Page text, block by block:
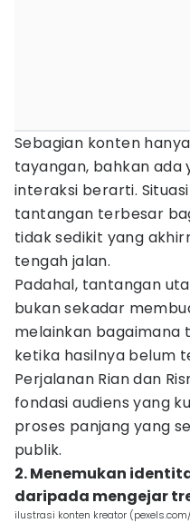
Sebagian konten
tayangan, bahkan ada
interaksi berarti.
tantangan terbesar
tidak sedikit yang
tengah jalan.
Padahal, tantangan
bukan sekadar
melainkan
ketika hasilnya belum
Perjalanan Rian dan
fondasi audiens yang
proses panjang yang
publik.
2. Menemukan
daripada mengejar
ilustrasi konten kreator